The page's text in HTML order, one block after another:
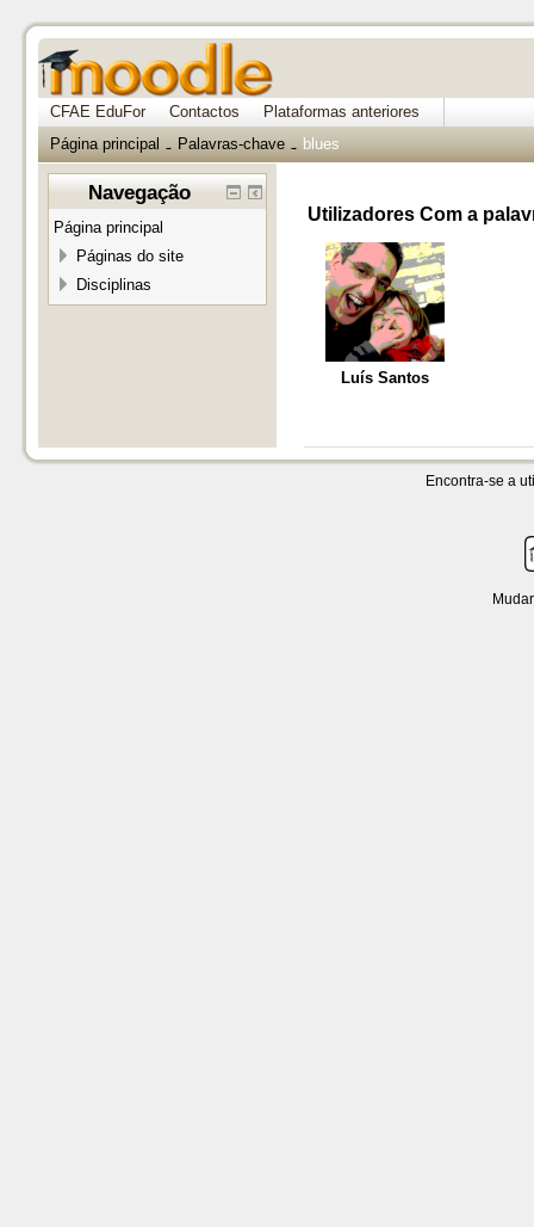
CFAE EduFor Contactos
Plataformas anteriores
Página principal
→ Palavras-chave → blues
Utilizadores Com a
Luís Santos
Navegação
Página principal
Páginas do site
Disciplinas
Encontra-se a